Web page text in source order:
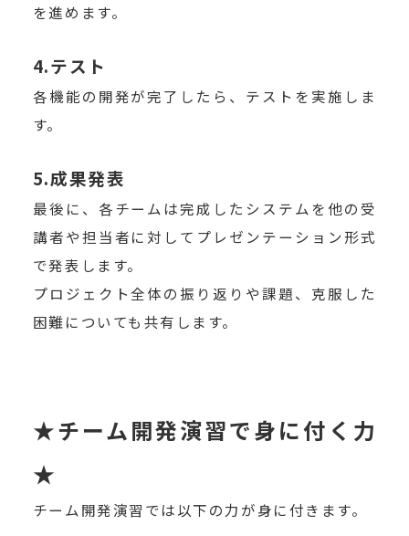
を進めます。
4.テスト
各機能の開発が完了したら、テストを実施しま
す。
5.成果発表
最後に、各チームは完成したシステムを他の受
講者や担当者に対してプレゼンテーション形式
で発表します。
プロジェクト全体の振り返りや課題、克服した
困難についても共有します。
★チーム開発演習で身に付く力
★
チーム開発演習では以下の力が身に付きます。